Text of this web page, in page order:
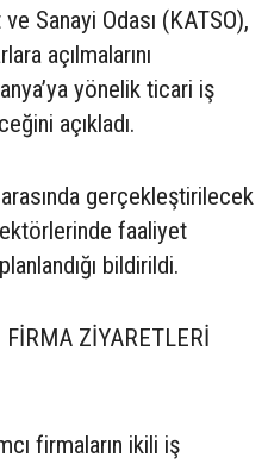
Sanayi Odası (KATSO),
açılmalarını
yönelik ticari iş
açıkladı.
gerçekleştirilecek
faaliyet
bildirildi.
ZİYARETLERİ
firmaların ikili iş